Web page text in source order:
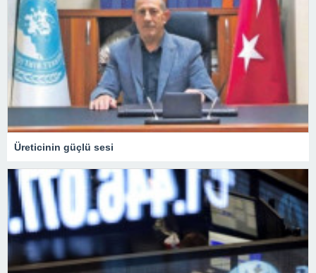
Üreticinin güçlü sesi